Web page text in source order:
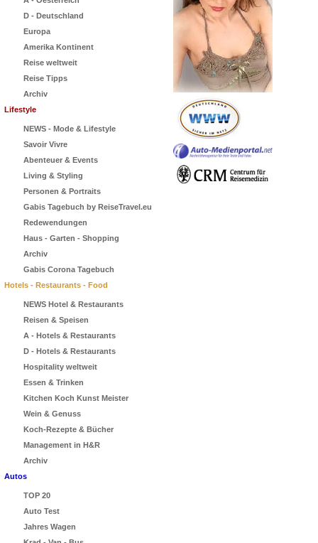
D - Deutschland
Europa
Amerika Kontinent
Reise weltweit
Reise Tipps
Archiv
Lifestyle
NEWS - Mode & Lifestyle
Savoir Vivre
Abenteuer & Events
Living & Styling
Personen & Portraits
Gabis Tagebuch by ReiseTravel.eu
Redewendungen
Haus - Garten - Shopping
Archiv
Gabis Corona Tagebuch
Hotels - Restaurants - Food
NEWS Hotel & Restaurants
Reisen & Speisen
A - Hotels & Restaurants
D - Hotels & Restaurants
Hospitality weltweit
Essen & Trinken
Kitchen Koch Kunst Meister
Wein & Genuss
Koch-Rezepte & Bücher
Management in H&R
Archiv
Autos
TOP 20
Auto Test
Jahres Wagen